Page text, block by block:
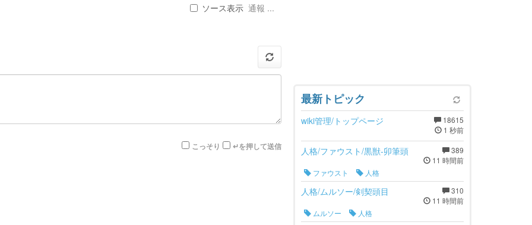
ソース表示 通報 ...
こっそり ↵を押して送信
最新トピック
18615
1 秒前
wiki管理/トップページ
389
11 時間前
人格/ファウスト/黒獣-卯筆頭
ファウスト
人格
310
11 時間前
人格/ムルソー/剣契頭目
ムルソー
人格